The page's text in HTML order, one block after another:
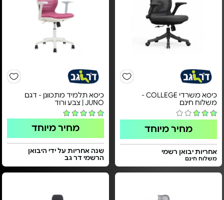
כיסא משרדי COLLEGE -
משלוח חינם
מחיר מיוחד
אחריות יבואן רשמי
משלוח חינם
כיסא תלמיד מתכוונן - דגם
JUNO | צבע ורוד
מחיר מיוחד
שנה אחריות על ידי היבואן
הרשמי דר גב